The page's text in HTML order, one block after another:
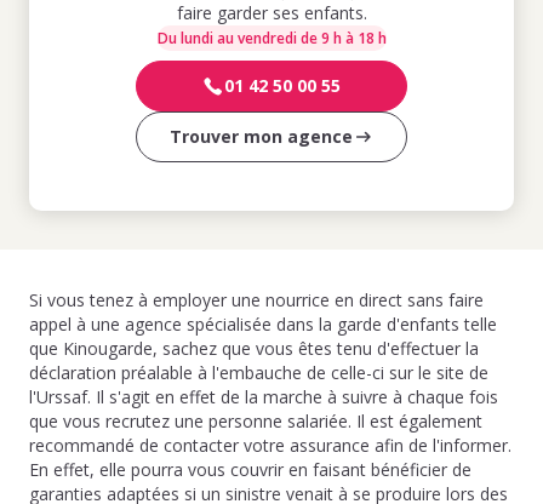
faire garder ses enfants.
Du lundi au vendredi de 9 h à 18 h
01 42 50 00 55
Trouver mon agence
Si vous tenez à employer une nourrice en direct sans faire
appel à une agence spécialisée dans la garde d'enfants telle
que Kinougarde, sachez que vous êtes tenu d'effectuer la
déclaration préalable à l'embauche de celle-ci sur le site de
l'Urssaf. Il s'agit en effet de la marche à suivre à chaque fois
que vous recrutez une personne salariée. Il est également
recommandé de contacter votre assurance afin de l'informer.
En effet, elle pourra vous couvrir en faisant bénéficier de
garanties adaptées si un sinistre venait à se produire lors des